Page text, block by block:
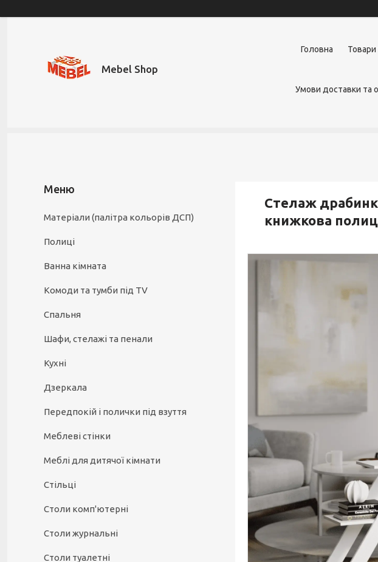
Mebel Shop
Головна Товари
Умови доставки та
Стелаж
книжкова
Матеріали (палітра кольорів ДСП)
Полиці
Ванна кімната
Комоди та тумби під TV
Спальня
Шафи, стелажі та пенали
Кухні
Дзеркала
Передпокій і полички під взуття
Меблеві стінки
Меблі для дитячої кімнати
Стільці
Столи комп'ютерні
Столи журнальні
Столи туалетні